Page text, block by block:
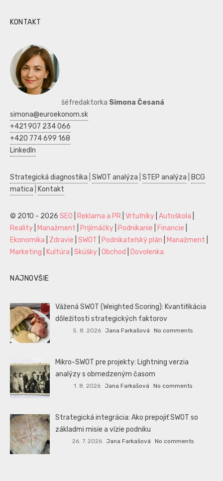
KONTAKT
šéfredaktorka Simona Česaná
simona@euroekonom.sk
+421 907 234 066
+420 774 699 168
LinkedIn
Strategická diagnostika SWOT analýza STEP analýza
BCG
matica
Kontakt
© 2010 - 2026 SEO Reklama a PR Vrtuľníky Autoškola
Reality
Manažment Prijímáčky Podnikanie Financie
Ekonomika
Zdravie SWOT Podnikateľský plán Manažment
Marketing
Kultúra Skúšky Obchod Dovolenka
NAJNOVŠIE
Vážená SWOT (Weighted Scoring): Kvantifikácia
dôležitosti strategických faktorov
5. 8. 2026 Jana Farkašová No comments
Mikro-SWOT pre projekty: Lightning verzia
analýzy s obmedzeným časom
1. 8. 2026 Jana Farkašová No comments
Strategická integrácia: Ako prepojiť SWOT so
základmi misie a vízie podniku
26. 7. 2026 Jana Farkašová No comments